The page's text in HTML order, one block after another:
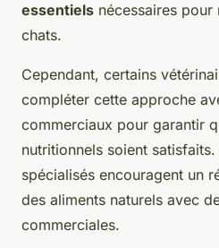
essentiels nécessaires pour
chats.
Cependant, certains
compléter cette approche
commerciaux pour garantir
nutritionnels soient satisfaits.
spécialisés encouragent un
des aliments naturels avec
commerciales.